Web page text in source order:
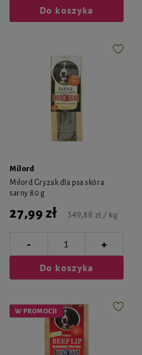
Do koszyka
Milord
Milord Gryzak dla psa skóra
sarny 80 g
27,99 zł 349,88 zł / kg
- +
Do koszyka
W PROMOCJI